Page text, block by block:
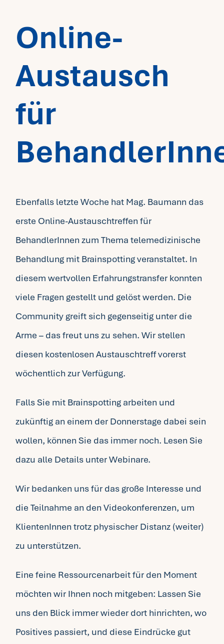
Online-
Austausch
für
Ebenfalls letzte Woche hat Mag. Baumann das
erste Online-Austauschtreffen für
BehandlerInnen zum Thema telemedizinische
Behandlung mit Brainspotting veranstaltet. In
diesem wertvollen Erfahrungstransfer konnten
viele Fragen gestellt und gelöst werden. Die
Community greift sich gegenseitig unter die
Arme – das freut uns zu sehen. Wir stellen
diesen kostenlosen Austauschtreff vorerst
wöchentlich zur Verfügung.
Falls Sie mit Brainspotting arbeiten und
zukünftig an einem der Donnerstage dabei sein
wollen, können Sie das immer noch. Lesen Sie
dazu alle Details unterWebinare.
Wir bedanken uns für das große Interesse und
die Teilnahme an den Videokonferenzen, um
KlientenInnen trotz physischer Distanz (weiter)
zu unterstützen.
Eine feine Ressourcenarbeit für den Moment
möchten wir Ihnen noch mitgeben: Lassen Sie
uns den Blick immer wieder dort hinrichten, wo
Positives passiert, und diese Eindrücke gut